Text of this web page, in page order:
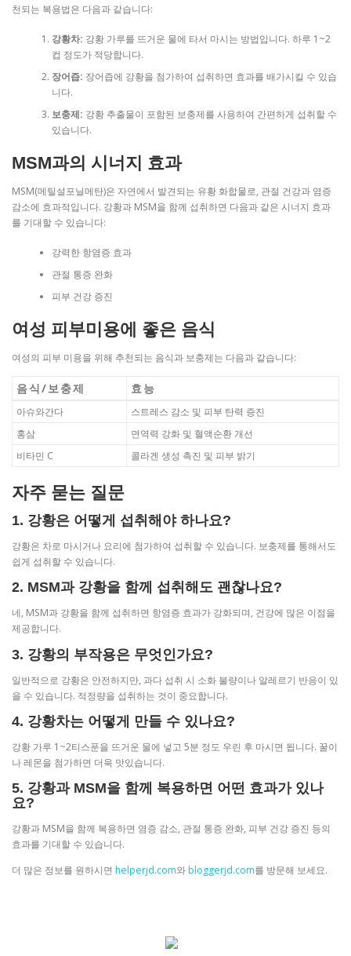
천되는 복용법은 다음과 같습니다:
강황차: 강황 가루를 뜨거운 물에 타서 마시는 방법입니다. 하루 1~2
컵 정도가 적당합니다.
장어즙: 장어즙에 강황을 첨가하여 섭취하면 효과를 배가시킬 수 있습
니다.
보충제: 강황 추출물이 포함된 보충제를 사용하여 간편하게 섭취할 수
있습니다.
MSM과의 시너지 효과
MSM(메틸설포닐메탄)은 자연에서 발견되는 유황 화합물로, 관절 건강과 염증
감소에 효과적입니다. 강황과 MSM을 함께 섭취하면 다음과 같은 시너지 효과
를 기대할 수 있습니다:
강력한 항염증 효과
관절 통증 완화
피부 건강 증진
여성 피부미용에 좋은 음식
여성의 피부 미용을 위해 추천되는 음식과 보충제는 다음과 같습니다:
음식/보충제 효능
아슈와간다
스트레스 감소 및 피부 탄력 증진
홍삼
면역력 강화 및 혈액순환 개선
비타민 C
콜라겐 생성 촉진 및 피부 밝기
자주 묻는 질문
1. 강황은 어떻게 섭취해야 하나요?
강황은 차로 마시거나 요리에 첨가하여 섭취할 수 있습니다. 보충제를 통해서도
쉽게 섭취할 수 있습니다.
2. MSM과 강황을 함께 섭취해도 괜찮나요?
네, MSM과 강황을 함께 섭취하면 항염증 효과가 강화되며, 건강에 많은 이점을
제공합니다.
3. 강황의 부작용은 무엇인가요?
일반적으로 강황은 안전하지만, 과다 섭취 시 소화 불량이나 알레르기 반응이 있
을 수 있습니다. 적정량을 섭취하는 것이 중요합니다.
4. 강황차는 어떻게 만들 수 있나요?
강황 가루 1~2티스푼을 뜨거운 물에 넣고 5분 정도 우린 후 마시면 됩니다. 꿀이
나 레몬을 첨가하면 더욱 맛있습니다.
5. 강황과 MSM을 함께 복용하면 어떤 효과가 있나
요?
강황과 MSM을 함께 복용하면 염증 감소, 관절 통증 완화, 피부 건강 증진 등의
효과를 기대할 수 있습니다.
더 많은 정보를 원하시면 helperjd.com와bloggerjd.com를 방문해 보세요.